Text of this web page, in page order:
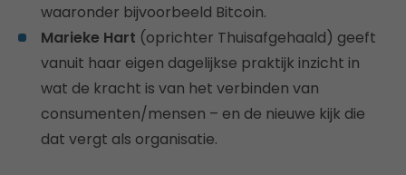
waaronder bijvoorbeeld Bitcoin.
Marieke Hart (oprichter Thuisafgehaald) geeft
vanuit haar eigen dagelijkse praktijk inzicht in
wat de kracht is van het verbinden van
consumenten/mensen – en de nieuwe kijk die
dat vergt als organisatie.